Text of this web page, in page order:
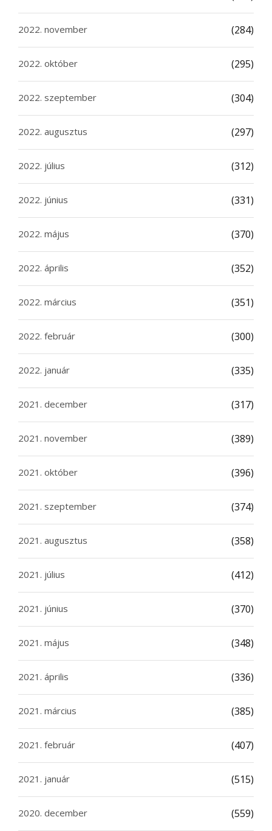
2022. november (284)
2022. október (295)
2022. szeptember (304)
2022. augusztus (297)
2022. július (312)
2022. június (331)
2022. május (370)
2022. április (352)
2022. március (351)
2022. február (300)
2022. január (335)
2021. december (317)
2021. november (389)
2021. október (396)
2021. szeptember (374)
2021. augusztus (358)
2021. július (412)
2021. június (370)
2021. május (348)
2021. április (336)
2021. március (385)
2021. február (407)
2021. január (515)
2020. december (559)